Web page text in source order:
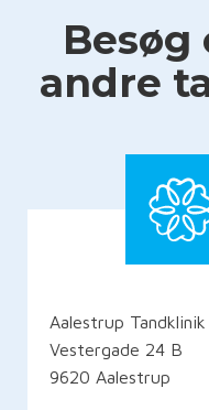
Besøg
andre
Aalestrup Tandklinik
Vestergade 24 B
9620 Aalestrup